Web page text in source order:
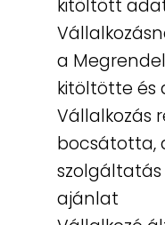
kitöltött
a
kitöltötte és
Vállalkozás
bocsátotta,
ajánlat